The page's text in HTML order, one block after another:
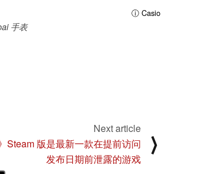
ⓘ Casio
手表
Next article
Steam 版是最新一款在提前访问
发布日期前泄露的游戏
⟩